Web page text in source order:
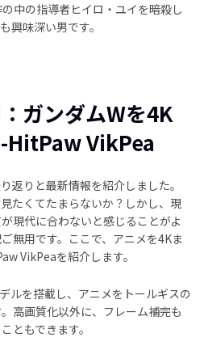
中の指導者ヒイロ・ユイを暗殺し
興味深い男です。
ガンダムWを4K
HitPaw VikPea
返りと最新情報を紹介しました。
たくてたまらないか？しかし、現
現代に合わないと感じることがよ
無用です。ここで、アニメを4Kま
VikPeaを紹介します。
ルを搭載し、アニメをトールギスの
高画質化以外に、フレーム補完も
ともできます。